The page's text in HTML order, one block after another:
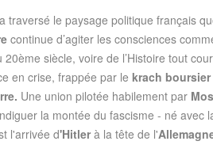
traversé le paysage politique français
continue d’agiter les consciences
20ème siècle, voire de l’Histoire tout
en crise, frappée par le krach
Une union pilotée habilement par
la montée du fascisme - né avec
l'arrivée d'Hitler à la tête de l'